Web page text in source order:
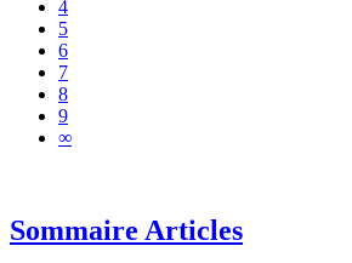
4
5
6
7
8
9
∞
Sommaire Articles